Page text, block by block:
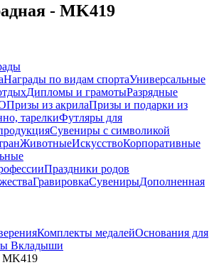
- MK419
Награды по видам спортаУниверсальные
Дипломы и грамотыРазрядные
Призы из акрилаПризы и подарки из
тарелкиФутляры для
Сувениры с символикой
ЖивотныеИскусствоКорпоративные
Праздники родов
ГравировкаСувенирыДополненная
Комплекты медалейОснования для
Вкладыши
MK419